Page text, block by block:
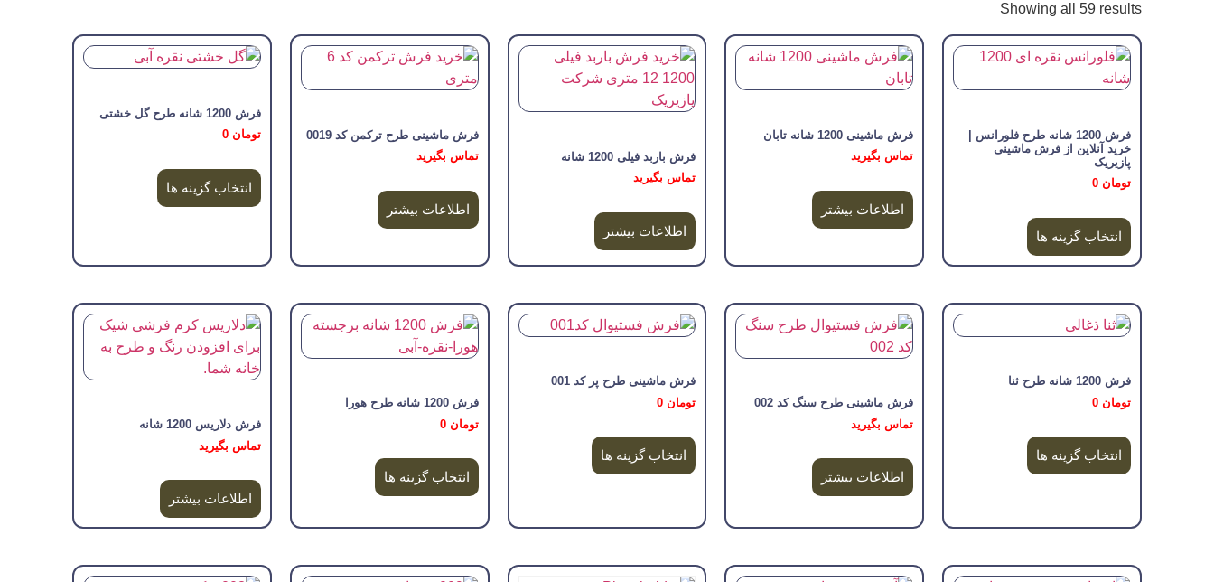
Showing all 59 results
فرش 1200 شانه طرح فلورانس |
خرید آنلاین از فرش ماشینی
پازیریک
تومان
انتخاب گزینه ها
فرش ماشینی 1200 شانه تابان
تماس بگیرید
اطلاعات بیشتر
فرش باربد فیلی 1200 شانه
تماس بگیرید
اطلاعات بیشتر
فرش ماشینی طرح ترکمن کد 0019
تماس بگیرید
اطلاعات بیشتر
فرش 1200 شانه طرح گل خشتی
تومان 0
انتخاب گزینه ها
فرش 1200 شانه طرح ثنا
تومان
انتخاب گزینه ها
فرش ماشینی طرح سنگ کد 002
تماس بگیرید
اطلاعات بیشتر
فرش ماشینی طرح پر کد 001
تومان
انتخاب گزینه ها
فرش 1200 شانه طرح هورا
تومان 0
انتخاب گزینه ها
فرش دلاریس 1200 شانه
تماس بگیرید
اطلاعات بیشتر